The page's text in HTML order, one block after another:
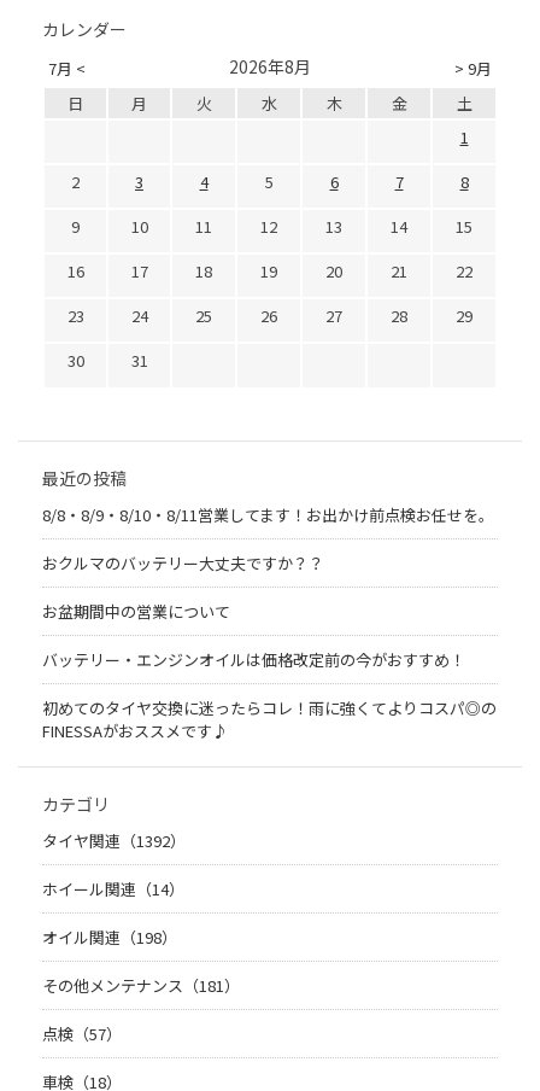
カレンダー
7月 < > 9月
2026年8月
日 月 火 水 木 金
土
1
2
3 4 5 6 7
8
9
10 11 12 13 14
15
16
17 18 19 20 21
22
23
24 25 26 27 28
29
30
31
最近の投稿
8/8・8/9・8/10・8/11営業してます！お出かけ前点検お任せを。
おクルマのバッテリー大丈夫ですか？？
お盆期間中の営業について
バッテリー・エンジンオイルは価格改定前の今がおすすめ！
初めてのタイヤ交換に迷ったらコレ！雨に強くてよりコスパ◎の
FINESSAがおススメです♪
カテゴリ
タイヤ関連（1392）
ホイール関連（14）
オイル関連（198）
その他メンテナンス（181）
点検（57）
車検（18）